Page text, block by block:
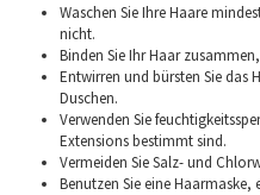
Waschen Sie Ihre Haare
nicht.
Binden Sie Ihr Haar
Entwirren und bürsten Sie das
Duschen.
Verwenden Sie
Extensions bestimmt sind.
Vermeiden Sie Salz- und
Benutzen Sie eine Haarmaske,